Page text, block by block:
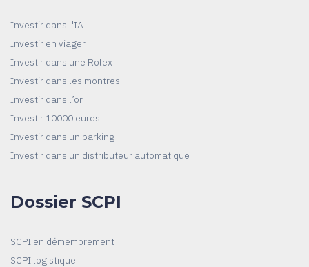
Investir dans l'IA
Investir en viager
Investir dans une Rolex
Investir dans les montres
Investir dans l’or
Investir 10000 euros
Investir dans un parking
Investir dans un distributeur automatique
Dossier SCPI
SCPI en démembrement
SCPI logistique